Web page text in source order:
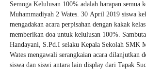
Semoga Kelulusan 100% adalah harapan semua
Muhammadiyah 2 Wates. 30 April 2019 siswa
mengadakan acara perpisahan dengan kakak
memberikan doa untuk kelulusan 100%.
Handayani, S.Pd.I selaku Kepala Sekolah SMK
Wates mengawali serangkaian acara dilanjutkan
siswa dan siswi antara lain display dari Tapak